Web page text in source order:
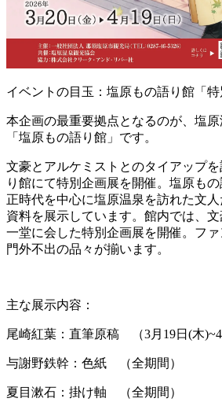
イベントの目玉：塩原もの語り館「特
本企画の最重要拠点となるのが、塩
「塩原もの語り館」です。
文豪とアルケミストとのタイアップ
り館にて特別企画展を開催。塩原も
正時代を中心に塩原温泉を訪れた文
資料を展示しています。館内では、
一堂に会した特別企画展を開催。ファ
門外不出の品々が揃います。
主な展示内容：
尾崎紅葉：直筆原稿 （3月19日(木)~4
与謝野鉄幹：色紙 （全期間）
夏目漱石：掛け軸 （全期間）